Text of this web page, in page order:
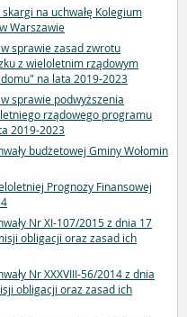
na uchwałę Kolegium
Warszawie
sprawie zasad zwrotu
z wieloletnim rządowym
na lata 2019-2023
sprawie podwyższenia
rządowego programu
2019-2023
budżetowej Gminy Wołomin
Prognozy Finansowej
Nr XI-107/2015 z dnia 17
obligacji oraz zasad ich
Nr XXXVIII-56/2014 z dnia
obligacji oraz zasad ich